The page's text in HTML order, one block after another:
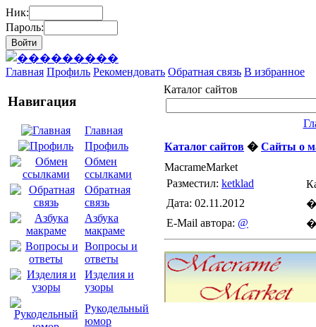
Ник:
Пароль:
Главная Профиль Рекомендовать Обратная связь В избранное
Навигация
Главная
Профиль
Обмен
ссылками
Обратная
связь
Азбука
макраме
Вопросы и
ответы
Изделия и
узоры
Рукодельный
юмор
Каталог сайтов
Каталог сайтов � Сайты о
MacrameMarket
Разместил: ketklad
Дата: 02.11.2012
E-Mail автора: @